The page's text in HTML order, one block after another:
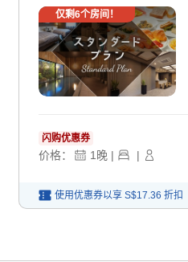
仅剩6个房间！
闪购优惠券
价格： 1晚 | |
使用优惠券以享 S$17.36 折扣